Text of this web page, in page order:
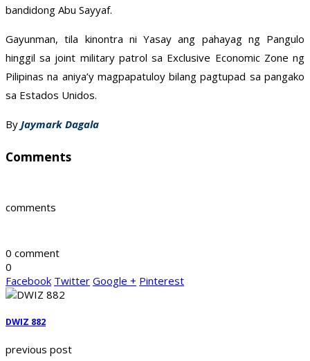
bandidong Abu Sayyaf.
Gayunman, tila kinontra ni Yasay ang pahayag ng Pangulo
hinggil sa joint military patrol sa Exclusive Economic Zone ng
Pilipinas na aniya’y magpapatuloy bilang pagtupad sa pangako
sa Estados Unidos.
By Jaymark Dagala
Comments
comments
0 comment
0
Facebook Twitter Google + Pinterest
DWIZ 882
previous post